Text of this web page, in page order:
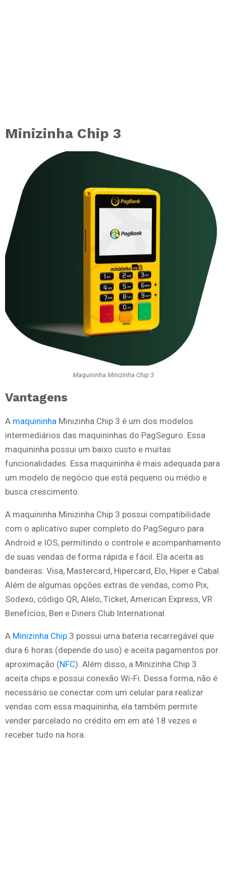
Minizinha Chip 3
Maquininha Minizinha Chip 3
Vantagens
A maquininha Minizinha Chip 3 é um dos modelos
intermediários das maquininhas do PagSeguro. Essa
maquininha possui um baixo custo e muitas
funcionalidades. Essa maquininha é mais adequada para
um modelo de negócio que está pequeno ou médio e
busca crescimento.
A maquininha Minizinha Chip 3 possui compatibilidade
com o aplicativo super completo do PagSeguro para
Android e IOS, permitindo o controle e acompanhamento
de suas vendas de forma rápida e fácil. Ela aceita as
bandeiras: Visa, Mastercard, Hipercard, Elo, Hiper e Cabal.
Além de algumas opções extras de vendas, como Pix,
Sodexo, código QR, Alelo, Ticket, American Express, VR
Benefícios, Ben e Diners Club International.
A Minizinha Chip 3 possui uma bateria recarregável que
dura 6 horas (depende do uso) e aceita pagamentos por
aproximação (NFC). Além disso, a Minizinha Chip 3
aceita chips e possui conexão Wi-Fi. Dessa forma, não é
necessário se conectar com um celular para realizar
vendas com essa maquininha, ela também permite
vender parcelado no crédito em em até 18 vezes e
receber tudo na hora.